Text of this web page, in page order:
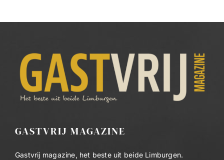
GASTVRIJ MAGAZINE
Gastvrij magazine, het beste uit beide Limburgen.